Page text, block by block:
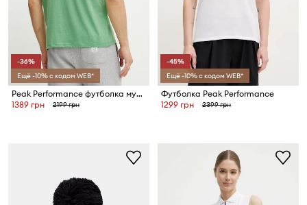
-36%
Ещё -10% с кодом WEB*
Peak Performance футболка мужская Explore Graphic
1389 грн
2199 грн
-45%
Ещё -10% с кодом WEB*
Футболка Peak Performance
1299 грн
2399 грн